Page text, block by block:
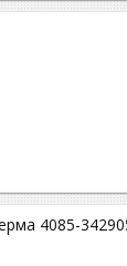
4085-